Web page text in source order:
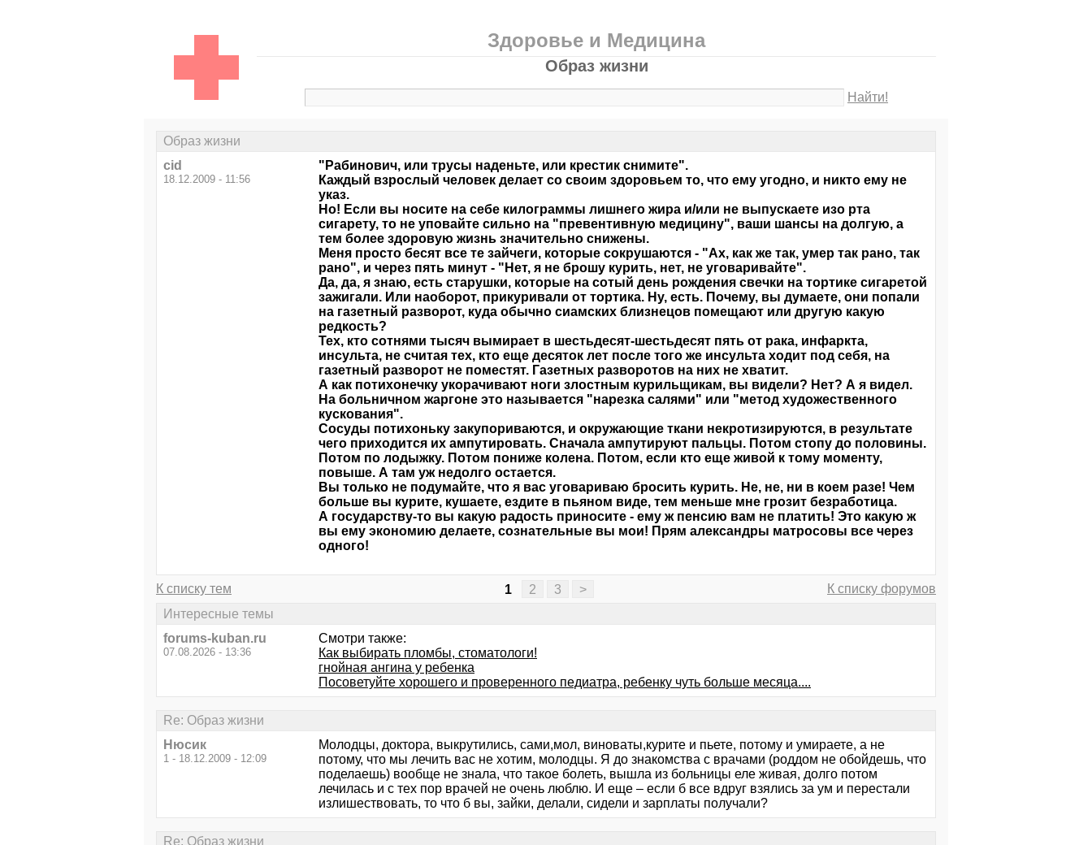
Здоровье и Медицина
Образ жизни
Найти!
Образ жизни
cid
18.12.2009 - 11:56
"Рабинович, или трусы наденьте, или крестик снимите".
Каждый взрослый человек делает со своим здоровьем то, что ему угодно, и никто ему не
указ.
Но! Если вы носите на себе килограммы лишнего жира и/или не выпускаете изо рта
сигарету, то не уповайте сильно на "превентивную медицину", ваши шансы на долгую, а
тем более здоровую жизнь значительно снижены.
Меня просто бесят все те зайчеги, которые сокрушаются - "Ах, как же так, умер так рано, так
рано", и через пять минут - "Нет, я не брошу курить, нет, не уговаривайте".
Да, да, я знаю, есть старушки, которые на сотый день рождения свечки на тортике сигаретой
зажигали. Или наоборот, прикуривали от тортика. Ну, есть. Почему, вы думаете, они попали
на газетный разворот, куда обычно сиамских близнецов помещают или другую какую
редкость?
Тех, кто сотнями тысяч вымирает в шестьдесят-шестьдесят пять от рака, инфаркта,
инсульта, не считая тех, кто еще десяток лет после того же инсульта ходит под себя, на
газетный разворот не поместят. Газетных разворотов на них не хватит.
А как потихонечку укорачивают ноги злостным курильщикам, вы видели? Нет? А я видел.
На больничном жаргоне это называется "нарезка салями" или "метод художественного
кускования".
Сосуды потихоньку закупориваются, и окружающие ткани некротизируются, в результате
чего приходится их ампутировать. Сначала ампутируют пальцы. Потом стопу до половины.
Потом по лодыжку. Потом пониже колена. Потом, если кто еще живой к тому моменту,
повыше. А там уж недолго остается.
Вы только не подумайте, что я вас уговариваю бросить курить. Не, не, ни в коем разе! Чем
больше вы курите, кушаете, ездите в пьяном виде, тем меньше мне грозит безработица.
А государству-то вы какую радость приносите - ему ж пенсию вам не платить! Это какую ж
вы ему экономию делаете, сознательные вы мои! Прям александры матросовы все через
одного!
К списку тем 1 2 3 >
К списку форумов
Интересные темы
forums-kuban.ru
07.08.2026 - 13:36
Смотри также:
Как выбирать пломбы, стоматологи!
гнойная ангина у ребенка
Посоветуйте хорошего и проверенного педиатра, ребенку чуть больше месяца....
Re: Образ жизни
Нюсик
1 - 18.12.2009 - 12:09
Молодцы, доктора, выкрутились, сами,мол, виноваты,курите и пьете, потому и умираете, а не
потому, что мы лечить вас не хотим, молодцы. Я до знакомства с врачами (роддом не обойдешь, что
поделаешь) вообще не знала, что такое болеть, вышла из больницы еле живая, долго потом
лечилась и с тех пор врачей не очень люблю. И еще – если б все вдруг взялись за ум и перестали
излишествовать, то что б вы, зайки, делали, сидели и зарплаты получали?
Re: Образ жизни